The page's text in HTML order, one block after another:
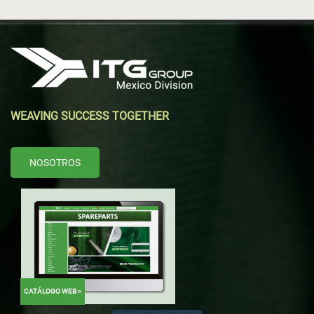
tecnología y demanda del mercado,
decisiones a medio y largo plazo. Al comprender
hacia dónde se dirige la industria, los
forma inteligente y adaptar sus operaciones para
en rápida
WEAVING SUCCESS TOGETHER
NOSOTROS
CATÁLOGO WEB >